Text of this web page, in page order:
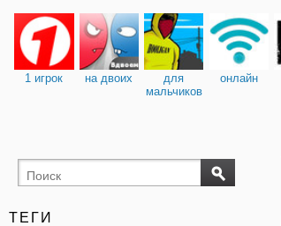
1 игрок на двоих
для
мальчиков
онлайн
ТЕГИ